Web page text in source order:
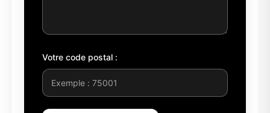
Votre code postal :